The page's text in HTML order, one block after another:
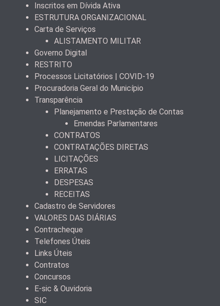
Inscritos em Dívida Ativa
ESTRUTURA ORGANIZACIONAL
Carta de Serviços
ALISTAMENTO MILITAR
Governo Digital
RESTRITO
Processos Licitatórios | COVID-19
Procuradoria Geral do Município
Transparência
Planejamento e Prestação de Contas
Emendas Parlamentares
CONTRATOS
CONTRATAÇÕES DIRETAS
LICITAÇÕES
ERRATAS
DESPESAS
RECEITAS
Cadastro de Servidores
VALORES DAS DIÁRIAS
Contracheque
Telefones Úteis
Links Úteis
Contratos
Concursos
E-sic & Ouvidoria
SIC